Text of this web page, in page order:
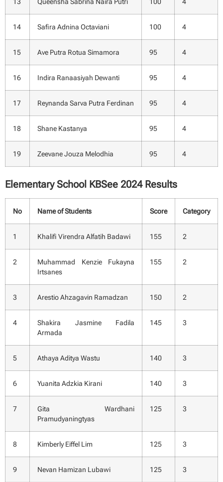
13 Queensha Sabrina Naira Putri 100 4
14 Safira Adnina Octaviani 100 4
15 Ave Putra Rotua Simamora 95 4
16 Indira Ranaasiyah Dewanti 95 4
17 Reynanda Sarva Putra Ferdinan 95 4
18 Shane Kastanya 95 4
19 Zeevane Jouza Melodhia 95 4
Elementary School KBSee 2024 Results
No Name of Students Score Category
1 Khalifi Virendra Alfatih Badawi 155 2
2
Muhammad Kenzie Fukayna
Irtsanes
155 2
3 Arestio Ahzagavin Ramadzan 150 2
4
Shakira Jasmine Fadila
Armada
145 3
5 Athaya Aditya Wastu 140 3
6 Yuanita Adzkia Kirani 140 3
7
Gita Wardhani
Pramudyaningtyas
125 3
8 Kimberly Eiffel Lim 125 3
9 Nevan Hamizan Lubawi 125 3